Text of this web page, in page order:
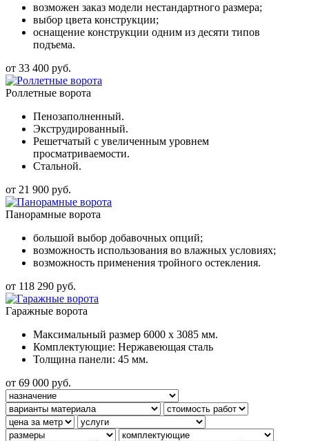
возможен заказ модели нестандартного размера;
выбор цвета конструкции;
оснащение конструкции одним из десяти типов
подъема.
от 33 400 руб.
Роллетные ворота
Пенозаполненный.
Экструдированный.
Решетчатый с увеличенным уровнем
просматриваемости.
Стальной.
от 21 900 руб.
Панорамные ворота
большой выбор добавочных опций;
возможность использования во влажных условиях;
возможность применения тройного остекления.
от 118 290 руб.
Гаражные ворота
Максимальный размер 6000 x 3085 мм.
Комплектующие: Нержавеющая сталь
Толщина панели: 45 мм.
от 69 000 руб.